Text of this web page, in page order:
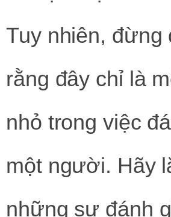
Tuy nhiên, đừng
rằng đây chỉ là
nhỏ trong việc
một người. Hãy
những sự đánh